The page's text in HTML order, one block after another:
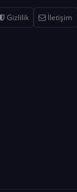
Gizlilik İletişim